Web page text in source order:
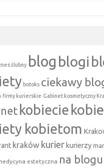
ślubny blog blogi
botoks ciekawy
firmy kurierskie Gabinet kosmetyczny
kobiecie
kobietom
kraków kurier kurierzy
estetyczna na blogu